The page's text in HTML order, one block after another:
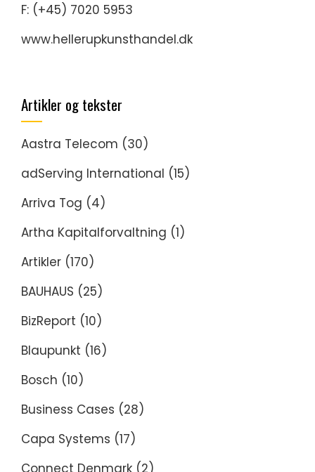
F: (+45) 7020 5953
www.hellerupkunsthandel.dk
Artikler og tekster
Aastra Telecom (30)
adServing International (15)
Arriva Tog (4)
Artha Kapitalforvaltning (1)
Artikler (170)
BAUHAUS (25)
BizReport (10)
Blaupunkt (16)
Bosch (10)
Business Cases (28)
Capa Systems (17)
Connect Denmark (2)